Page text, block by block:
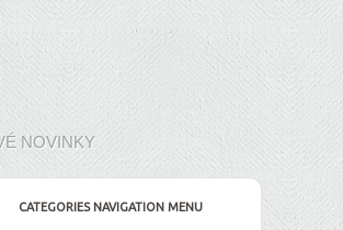
NOVINKY
CATEGORIES NAVIGATION MENU